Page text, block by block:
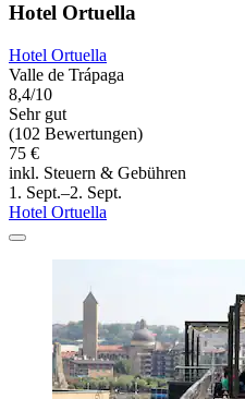
Hotel Ortuella
Hotel Ortuella
Valle de Trápaga
8,4/10
Sehr gut
(102 Bewertungen)
75 €
inkl. Steuern & Gebühren
1. Sept.–2. Sept.
Hotel Ortuella